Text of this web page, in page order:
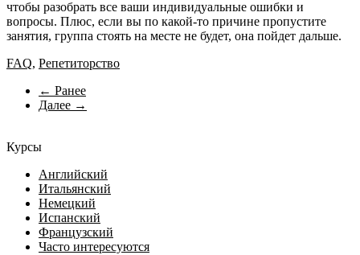
чтобы разобрать все ваши индивидуальные ошибки и
вопросы. Плюс, если вы по какой-то причине пропустите
занятия, группа стоять на месте не будет, она пойдет дальше.
FAQ, Репетиторство
← Ранее
Далее →
Курсы
Английский
Итальянский
Немецкий
Испанский
Французский
Часто интересуются